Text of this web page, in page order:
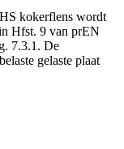
kokerflens wordt
Hfst. 9 van prEN
7.3.1. De
gelaste plaat